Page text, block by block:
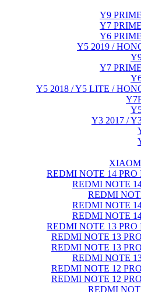
Y5
Y5 2018 / Y5
Y3
REDMI NOTE
REDMI
REDMI
REDMI
REDMI NOTE
REDMI
REDMI
REDMI
REDMI
REDMI